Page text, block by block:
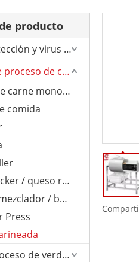
producto
Equipo de protección y virus de Corona.
1.1 Máquina de proceso de carne
1. molinillo de carne monoual
comida
6.Poultry Plucker / queso rallador
Máquina de mezclador / bolas de carne
Press
Máquina de proceso de verduras